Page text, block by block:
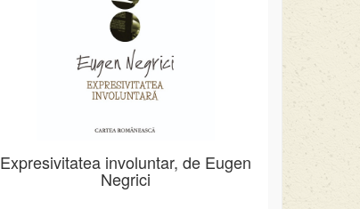
Expresivitatea involuntar, de Eugen
Negrici